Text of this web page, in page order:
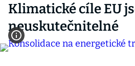
Klimatické cíle EU
neuskutečnitelné